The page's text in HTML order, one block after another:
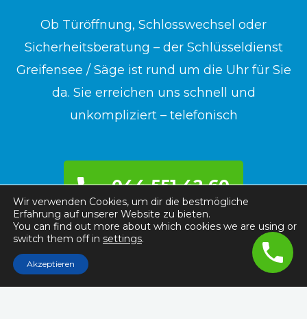
Ob Türöffnung, Schlosswechsel oder
Sicherheitsberatung – der Schlüsseldienst
Greifensee / Säge ist rund um die Uhr für Sie
da. Sie erreichen uns schnell und
unkompliziert – telefonisch
044 551 42 60
Wir verwenden Cookies, um dir die bestmögliche
Erfahrung auf unserer Website zu bieten.
You can find out more about which cookies we are using or
switch them off in settings.
Akzeptieren